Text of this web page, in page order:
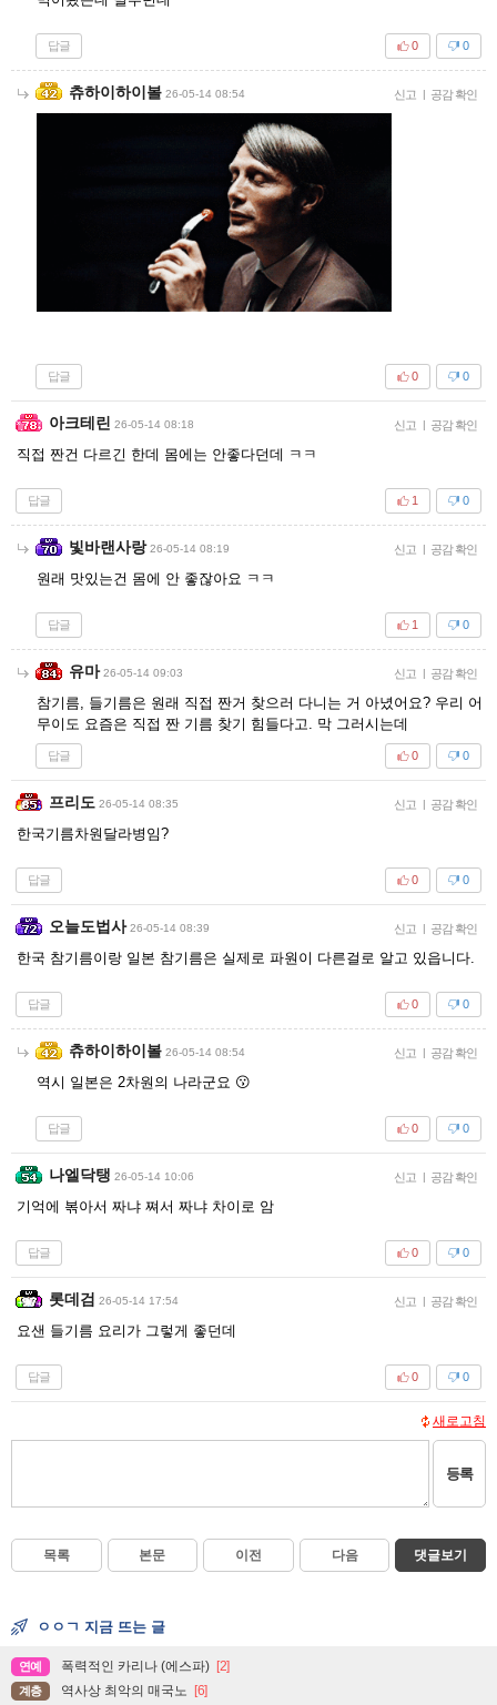
답글 0
0
츄하이하이볼 26-05-14 08:54 신고 | 공감 확인
답글 0
0
아크테린 26-05-14 08:18 신고 | 공감 확인
직접 짠건 다르긴 한데 몸에는 안좋다던데 ㅋㅋ
답글 0
1
빛바랜사랑 26-05-14 08:19 신고 | 공감 확인
원래 맛있는건 몸에 안 좋잖아요 ㅋㅋ
답글 0
1
유마 26-05-14 09:03 신고 | 공감 확인
참기름, 들기름은 원래 직접 짠거 찾으러 다니는 거 아녔어요? 우리 어
무이도 요즘은 직접 짠 기름 찾기 힘들다고. 막 그러시는데
답글 0
0
프리도 26-05-14 08:35 신고 | 공감 확인
한국기름차원달라병임?
답글 0
0
오늘도법사 26-05-14 08:39 신고 | 공감 확인
한국 참기름이랑 일본 참기름은 실제로 파원이 다른걸로 알고 있읍니다.
답글 0
0
츄하이하이볼 26-05-14 08:54 신고 | 공감 확인
역시 일본은 2차원의 나라군요 😗
답글 0
0
나엘닥탱 26-05-14 10:06 신고 | 공감 확인
기억에 볶아서 짜냐 쪄서 짜냐 차이로 암
답글 0
0
롯데검 26-05-14 17:54 신고 | 공감 확인
요샌 들기름 요리가 그렇게 좋던데
답글 0
0
새로고침
등록
목록 본문 이전 다음 댓글보기
ㅇㅇㄱ 지금 뜨는 글
연예 폭력적인 카리나 (에스파) [2]
계층 역사상 최악의 매국노 [6]